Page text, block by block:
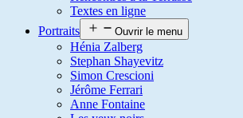
Textes en ligne
Portraits
Ouvrir le menu
Hénia Zalberg
Stephan Shayevitz
Simon Crescioni
Jérôme Ferrari
Anne Fontaine